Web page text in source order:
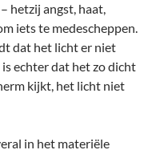
hetzij angst, haat,
iets te medescheppen.
dat het licht er niet
echter dat het zo dicht
kijkt, het licht niet
in het materiële